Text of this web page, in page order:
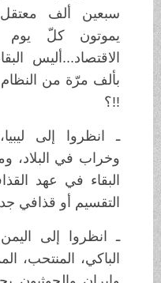
سبعين ألف معتقل
يموتون كلّ يوم
الاقتصاد...أليس
بألف مرّة من النظام
ـ انظروا إلى ليبيا،
وخراب في البلاد،
البقاء في عهد
التقسيم أو قذافي
ـ انظروا إلى اليمن
الباكي، المنتحب،